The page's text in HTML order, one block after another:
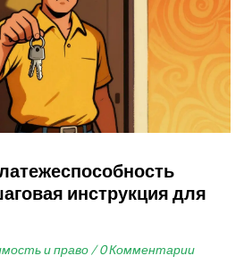
инструкция для
и право / 0 Комментарии